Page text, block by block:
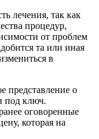
лечения, так как
процедур,
от проблем
та или иная
в
представление о
под ключ.
оговоренные
которая на